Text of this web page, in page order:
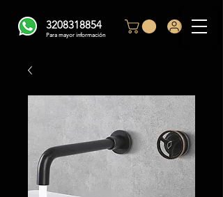
3208318854
Para mayor información